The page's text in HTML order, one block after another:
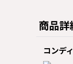
商品詳
コンデ